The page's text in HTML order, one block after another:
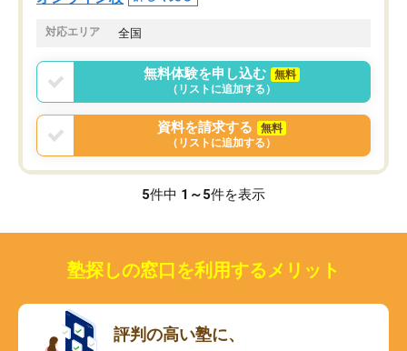
対応エリア 全国
無料体験を申し込む
無料
（リストに追加する）
資料を請求する
無料
（リストに追加する）
5件中 1～5件を表示
塾探しの窓口を利用するメリット
評判の高い塾に、